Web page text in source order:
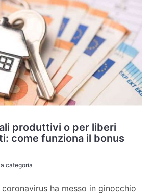
produttivi o per liberi
come funziona il bonus
categoria
ha messo in ginocchio